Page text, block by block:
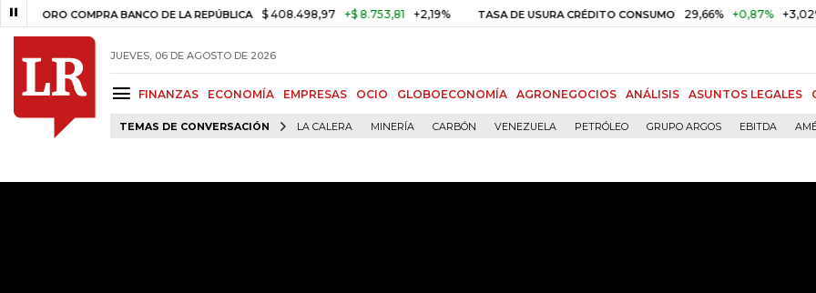
COMPRA BANCO DE LA REPÚBLICA $ 408.498,97 +$ 8.753,81 +2,19% TASA DE USURA CRÉDITO CONSUMO 29,66% +0,87% +3,02% DTF
JUEVES, 06 DE AGOSTO DE 2026
FINANZAS ECONOMÍA EMPRESAS OCIO GLOBOECONOMÍA AGRONEGOCIOS ANÁLISIS ASUNTOS LEGALES
TEMAS DE CONVERSACIÓN LA CALERA MINERÍA CARBÓN VENEZUELA PETRÓLEO GRUPO ARGOS EBITDA